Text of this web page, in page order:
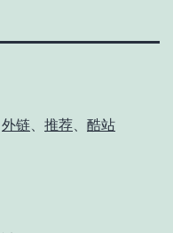
外链 推荐 酷站